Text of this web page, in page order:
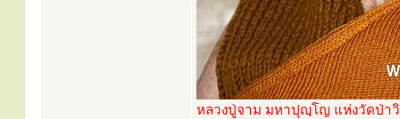
หลวงปู่จาม มหาปุญฺโญ แห่งวัดป่า